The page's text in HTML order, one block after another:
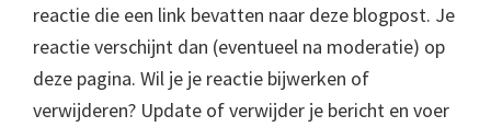
reactie die een link bevatten naar deze blogpost. Je
reactie verschijnt dan (eventueel na moderatie) op
deze pagina. Wil je je reactie bijwerken of
verwijderen? Update of verwijder je bericht en voer